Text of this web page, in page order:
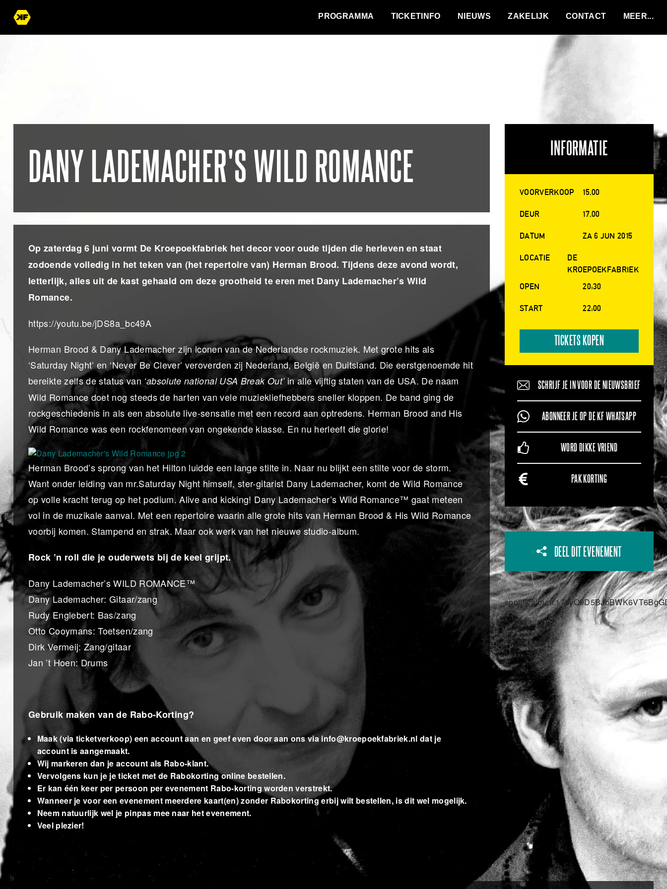
PROGRAMMA TICKETINFO NIEUWS ZAKELIJK CONTACT
DANY LADEMACHER'S WILD ROMANCE
Op zaterdag 6 juni vormt De Kroepoekfabriek het decor voor oude tijden die herleven en staat
zodoende volledig in het teken van (het repertoire van) Herman Brood. Tijdens deze avond wordt,
letterlijk, alles uit de kast gehaald om deze grootheid te eren met Dany Lademacher’s Wild
Romance.
https://youtu.be/jDS8a_bc49A
Herman Brood & Dany Lademacher zijn iconen van de Nederlandse rockmuziek. Met grote hits als
‘Saturday Night’ en ‘Never Be Clever’ veroverden zij Nederland, België en Duitsland. Die eerstgenoemde hit
bereikte zelfs de status van ‘absolute national USA Break Out’in alle vijftig staten van de USA. De naam
Wild Romance doet nog steeds de harten van vele muziekliefhebbers sneller kloppen. De band ging de
rockgeschiedenis in als een absolute live-sensatie met een record aan optredens. Herman Brood and His
Wild Romance was een rockfenomeen van ongekende klasse. En nu herleeft die glorie!
Herman Brood’s sprong van het Hilton luidde een lange stilte in. Naar nu blijkt een stilte voor de storm.
Want onder leiding van mr.Saturday Night himself, ster-gitarist Dany Lademacher, komt de Wild Romance
op volle kracht terug op het podium. Alive and kicking! Dany Lademacher’s Wild Romance™ gaat meteen
vol in de muzikale aanval. Met een repertoire waarin alle grote hits van Herman Brood & His Wild Romance
voorbij komen. Stampend en strak. Maar ook werk van het nieuwe studio-album.
Rock ’n roll die je ouderwets bij de keel grijpt.
Dany Lademacher’s WILD ROMANCE™
Dany Lademacher: Gitaar/zang
Rudy Englebert: Bas/zang
Otto Cooymans: Toetsen/zang
Dirk Vermeij: Zang/gitaar
Jan ’t Hoen: Drums
Gebruik maken van de Rabo-Korting?
Maak (via ticketverkoop) een account aan en geef even door aan ons via info@kroepoekfabriek.nl dat je
account is aangemaakt.
Wij markeren dan je account als Rabo-klant.
Vervolgens kun je je ticket met de Rabokorting online bestellen.
Er kan één keer per persoon per evenement Rabo-korting worden verstrekt.
Wanneer je voor een evenement meerdere kaart(en) zonder Rabokorting erbij wilt bestellen, is dit wel mogelijk.
Neem natuurlijk wel je pinpas mee naar het evenement.
Veel plezier!
INFORMATIE
VOORVERKOOP 15,00
DEUR 17,00
DATUM ZA 6 JUN 2015
LOCATIE
DE
KROEPOEKFABRIEK
OPEN
20:30
START 22:00
TICKETS KOPEN
SCHRIJF JE IN VOOR DE NIEUWSBRIEF
ABONNEER JE OP DE KF WHATSAPP
WORD DIKKE VRIEND
PAK KORTING
DEEL DIT EVENEMENT